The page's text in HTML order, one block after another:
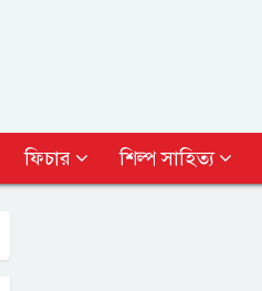
ফিচার শিল্প সাহিত্য